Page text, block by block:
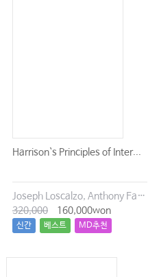
Harrison`s Principles of Inter...
Joseph Loscalzo, Anthony Fauci, Dennis Kasper, Stephen Hauser, Dan Longo, J. Larry Jameson
320,000
160,000won
신간 베스트 MD추천